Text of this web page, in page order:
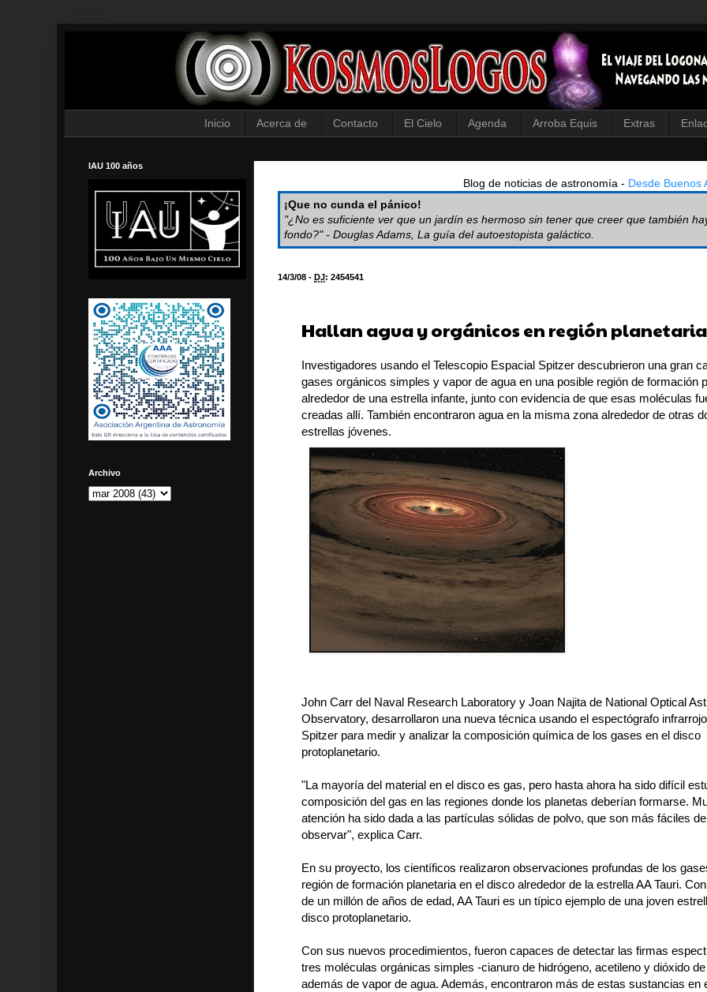
Inicio Acerca de Contacto El Cielo Agenda Arroba Equis Extras
Blog de noticias de astronomía - Desde Buenos
¡Que no cunda el pánico!
"¿No es suficiente ver que un jardín es hermoso sin tener que creer que también
fondo?" - Douglas Adams, La guía del autoestopista galáctico.
14/3/08 - DJ: 2454541
Hallan agua y orgánicos en región planetaria
Investigadores usando el Telescopio Espacial Spitzer descubrieron una gran
gases orgánicos simples y vapor de agua en una posible región de formación
alrededor de una estrella infante, junto con evidencia de que esas moléculas
creadas allí. También encontraron agua en la misma zona alrededor de otras
estrellas jóvenes.
John Carr del Naval Research Laboratory y Joan Najita de National Optical
Observatory, desarrollaron una nueva técnica usando el espectógrafo
Spitzer para medir y analizar la composición química de los gases en el disco
protoplanetario.
"La mayoría del material en el disco es gas, pero hasta ahora ha sido difícil
composición del gas en las regiones donde los planetas deberían formarse.
atención ha sido dada a las partículas sólidas de polvo, que son más fáciles de
observar", explica Carr.
En su proyecto, los científicos realizaron observaciones profundas de los
región de formación planetaria en el disco alrededor de la estrella AA Tauri.
de un millón de años de edad, AA Tauri es un típico ejemplo de una joven
disco protoplanetario.
Con sus nuevos procedimientos, fueron capaces de detectar las firmas
tres moléculas orgánicas simples -cianuro de hidrógeno, acetileno y dióxido
además de vapor de agua. Además, encontraron más de estas sustancias en
IAU 100 años
Archivo